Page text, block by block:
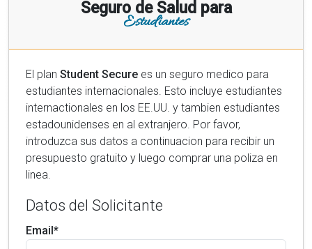
Seguro de Salud para
Estudiantes
El plan Student Secure es un seguro medico para
estudiantes internacionales. Esto incluye estudiantes
internactionales en los EE.UU. y tambien estudiantes
estadounidenses en al extranjero. Por favor,
introduzca sus datos a continuacion para recibir un
presupuesto gratuito y luego comprar una poliza en
linea.
Datos del Solicitante
Email*